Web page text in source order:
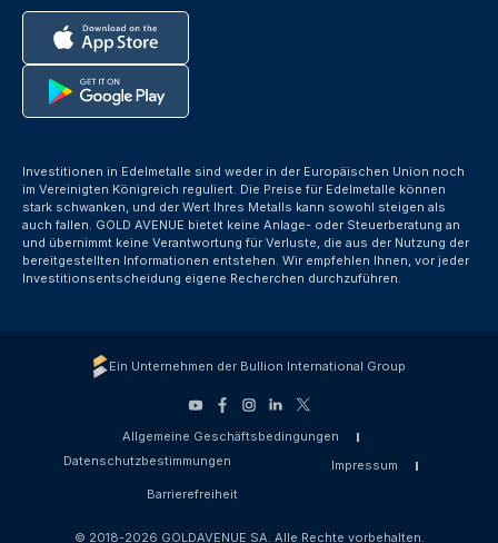
Investitionen in Edelmetalle sind weder in der Europäischen Union noch
im Vereinigten Königreich reguliert. Die Preise für Edelmetalle können
stark schwanken, und der Wert Ihres Metalls kann sowohl steigen als
auch fallen. GOLD AVENUE bietet keine Anlage- oder Steuerberatung an
und übernimmt keine Verantwortung für Verluste, die aus der Nutzung der
bereitgestellten Informationen entstehen. Wir empfehlen Ihnen, vor jeder
Investitionsentscheidung eigene Recherchen durchzuführen.
Ein Unternehmen der Bullion International Group
Allgemeine Geschäftsbedingungen
Datenschutzbestimmungen
Impressum
Barrierefreiheit
© 2018-2026 GOLDAVENUE SA. Alle Rechte vorbehalten.